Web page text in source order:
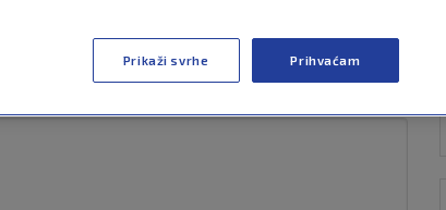
je u teški incident koji se dogodio na
Goat League. Pročitaj više
Prikaži svrhe Prihvaćam